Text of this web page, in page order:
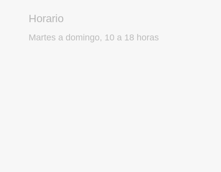
Horario
Martes a domingo, 10 a 18 horas